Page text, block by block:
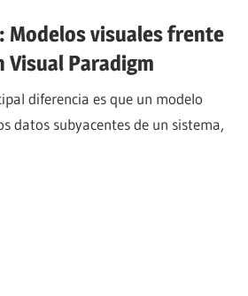
Modelos visuales frente
Visual Paradigm
diferencia es que un modelo
datos subyacentes de un sistema,